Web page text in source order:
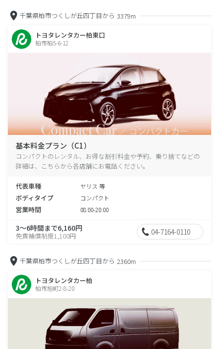
千葉県柏市つくしが丘四丁目から 3379m
トヨタレンタカー柏東口
柏市柏5-6-12
基本料金プラン（C1）
コンパクトのレンタル、お得な割引料金や予約、乗り捨てなどの
詳細は、こちらから各店舗にお電話ください。
代表車種 ヤリス 等
ボディタイプ コンパクト
営業時間 08:00-20:00
3～6時間まで6,160円
免責補償制度1,100円 04-7164-0110
千葉県柏市つくしが丘四丁目から 2360m
トヨタレンタカー柏
柏市旭町2-8-20